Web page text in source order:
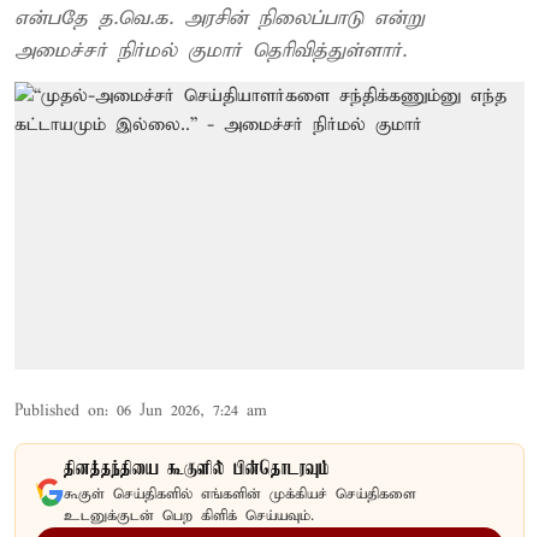
என்பதே த.வெ.க. அரசின் நிலைப்பாடு என்று
அமைச்சர் நிர்மல் குமார் தெரிவித்துள்ளார்.
Published on: 06 Jun 2026, 7:24 am
தினத்தந்தியை கூகுளில் பின்தொடரவும்
கூகுள் செய்திகளில் எங்களின் முக்கியச் செய்திகளை
உடனுக்குடன் பெற கிளிக் செய்யவும்.